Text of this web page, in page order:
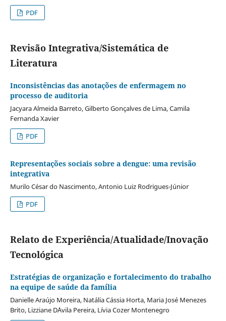
PDF
Revisão Integrativa/Sistemática de
Literatura
Inconsistências das anotações de enfermagem no
processo de auditoria
Jacyara Almeida Barreto, Gilberto Gonçalves de Lima, Camila
Fernanda Xavier
PDF
Representações sociais sobre a dengue: uma revisão
integrativa
Murilo César do Nascimento, Antonio Luiz Rodrigues-Júnior
PDF
Relato de Experiência/Atualidade/Inovação
Tecnológica
Estratégias de organização e fortalecimento do trabalho
na equipe de saúde da família
Danielle Araújo Moreira, Natália Cássia Horta, Maria José Menezes
Brito, Lizziane D´Avila Pereira, Lívia Cozer Montenegro